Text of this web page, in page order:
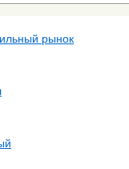
рынок